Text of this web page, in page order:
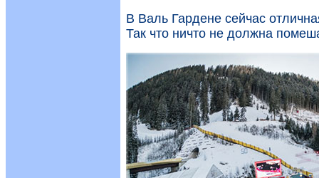
В Валь Гардене сейчас
Так что ничто не должна